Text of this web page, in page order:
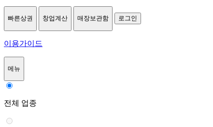
빠른상권 창업계산 매장보관함 로그인
이용가이드
메뉴
전체 업종